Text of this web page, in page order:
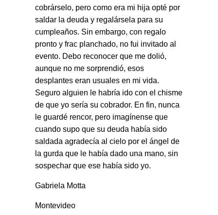
cobrárselo, pero como era mi hija opté por
saldar la deuda y regalársela para su
cumpleaños. Sin embargo, con regalo
pronto y frac planchado, no fui invitado al
evento. Debo reconocer que me dolió,
aunque no me sorprendió, esos
desplantes eran usuales en mi vida.
Seguro alguien le habría ido con el chisme
de que yo sería su cobrador. En fin, nunca
le guardé rencor, pero imagínense que
cuando supo que su deuda había sido
saldada agradecía al cielo por el ángel de
la gurda que le había dado una mano, sin
sospechar que ese había sido yo.
Gabriela Motta
Montevideo